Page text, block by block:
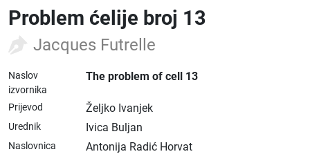
Problem ćelije broj 13
Jacques Futrelle
Naslov
izvornika
The problem of cell 13
Prijevod Željko Ivanjek
Urednik Ivica Buljan
Naslovnica Antonija Radić Horvat